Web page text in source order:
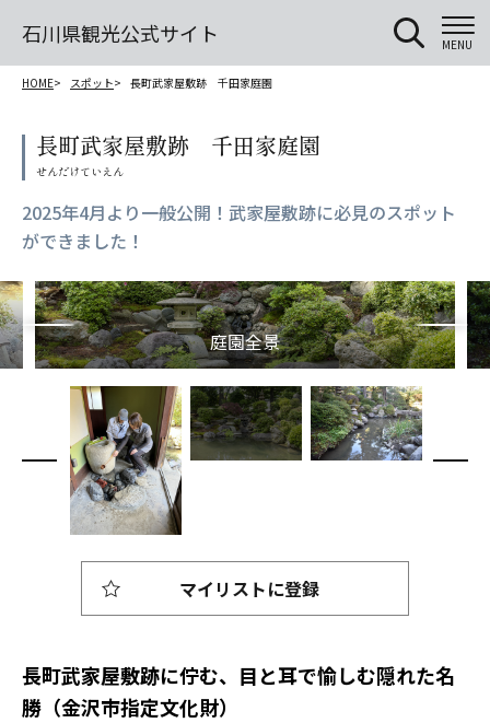
石川県観光公式サイト MENU
HOME スポット 長町武家屋敷跡 千田家庭園
長町武家屋敷跡 千田家庭園
2025年4月より一般公開！武家屋敷跡に必見のスポット
ができました！
長町武家屋敷跡に佇む、目と耳で愉しむ隠れた名
勝（金沢市指定文化財）
マイリストに登録